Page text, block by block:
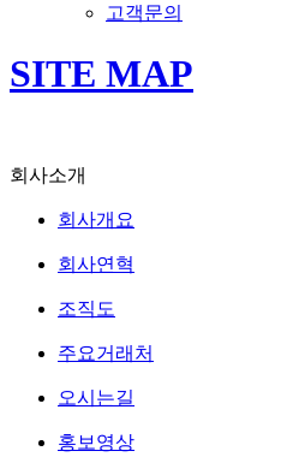
고객문의
SITE MAP
회사소개
회사개요
회사연혁
조직도
주요거래처
오시는길
홍보영상